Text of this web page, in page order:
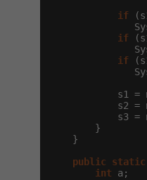
if
if
if
s1 =
s2 =
s3 =
        }
    }
public
static
int a;